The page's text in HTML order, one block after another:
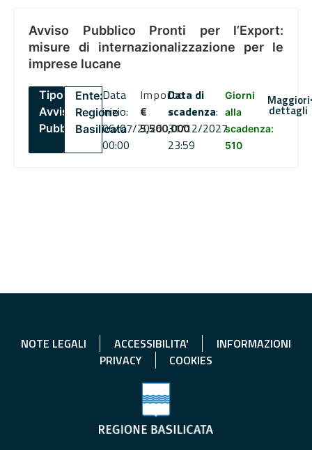
Avviso Pubblico Pronti per l’Export:
misure di internazionalizzazione per le
imprese lucane
Tipo:
Avviso
Pubblico
Ente:
Regione
Basilicata
Data
inizio:
06/07/2026
00:00
Importo
€
5,500,000
Data di
scadenza:
31/12/2027
23:59
Giorni
alla
scadenza:
510
Maggiori
dettagli
NOTE LEGALI ACCESSIBILITA'
INFORMAZIONI
PRIVACY
COOKIES